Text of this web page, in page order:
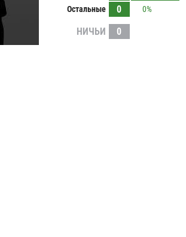
Остальные
0 0%
НИЧЬИ 0